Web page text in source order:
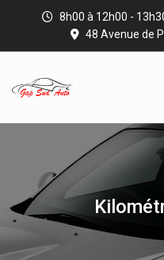
8h00 à 12h00 -
48 Avenue de